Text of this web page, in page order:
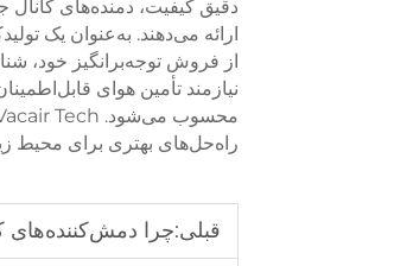
از فروش توجه‌برانگیز خود،
راه‌حل‌های بهتری برای محیط
قبلی:چرا دمش‌کننده‌های